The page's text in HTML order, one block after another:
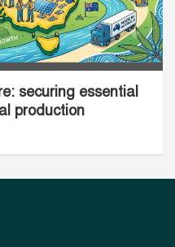
securing essential
production